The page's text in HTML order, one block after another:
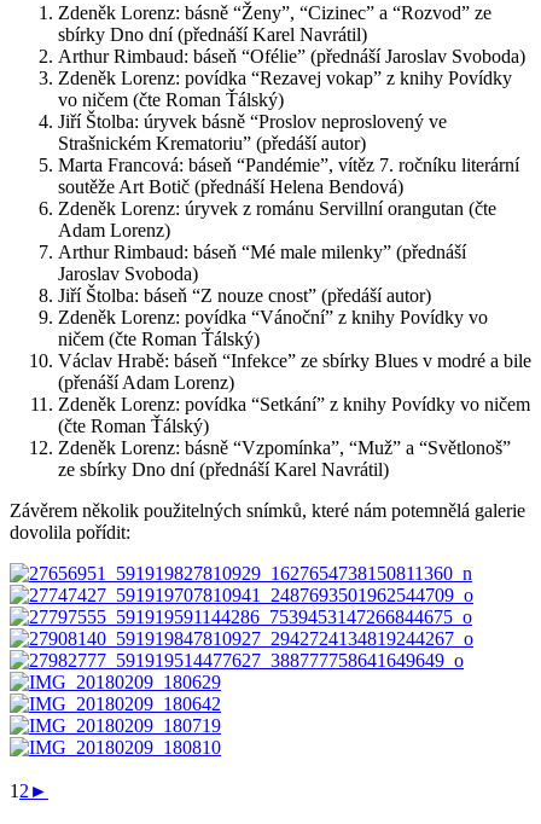
Zdeněk Lorenz: básně “Ženy”, “Cizinec” a “Rozvod” ze
sbírky Dno dní (přednáší Karel Navrátil)
Arthur Rimbaud: báseň “Ofélie” (přednáší Jaroslav Svoboda)
Zdeněk Lorenz: povídka “Rezavej vokap” z knihy Povídky
vo ničem (čte Roman Ťálský)
Jiří Štolba: úryvek básně “Proslov neproslovený ve
Strašnickém Krematoriu” (předáší autor)
Marta Francová: báseň “Pandémie”, vítěz 7. ročníku literární
soutěže Art Botič (přednáší Helena Bendová)
Zdeněk Lorenz: úryvek z románu Servillní orangutan (čte
Adam Lorenz)
Arthur Rimbaud: báseň “Mé male milenky” (přednáší
Jaroslav Svoboda)
Jiří Štolba: báseň “Z nouze cnost” (předáší autor)
Zdeněk Lorenz: povídka “Vánoční” z knihy Povídky vo
ničem (čte Roman Ťálský)
Václav Hrabě: báseň “Infekce” ze sbírky Blues v modré a bile
(přenáší Adam Lorenz)
Zdeněk Lorenz: povídka “Setkání” z knihy Povídky vo ničem
(čte Roman Ťálský)
Zdeněk Lorenz: básně “Vzpomínka”, “Muž” a “Světlonoš”
ze sbírky Dno dní (přednáší Karel Navrátil)
Závěrem několik použitelných snímků, které nám potemnělá galerie
dovolila pořídit:
1 2 ►